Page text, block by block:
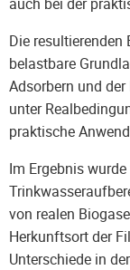
Die resultierenden
belastbare
Adsorbern und
unter
praktische
Im Ergebnis
von realen
Herkunftsort der
Unterschiede in